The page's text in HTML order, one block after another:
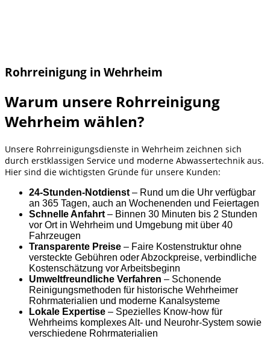
Rohrreinigung in Wehrheim
Warum unsere Rohrreinigung
Wehrheim wählen?
Unsere Rohrreinigungsdienste in Wehrheim zeichnen sich
durch erstklassigen Service und moderne Abwassertechnik aus.
Hier sind die wichtigsten Gründe für unsere Kunden:
24-Stunden-Notdienst – Rund um die Uhr verfügbar
an 365 Tagen, auch an Wochenenden und Feiertagen
Schnelle Anfahrt – Binnen 30 Minuten bis 2 Stunden
vor Ort in Wehrheim und Umgebung mit über 40
Fahrzeugen
Transparente Preise – Faire Kostenstruktur ohne
versteckte Gebühren oder Abzockpreise, verbindliche
Kostenschätzung vor Arbeitsbeginn
Umweltfreundliche Verfahren – Schonende
Reinigungsmethoden für historische Wehrheimer
Rohrmaterialien und moderne Kanalsysteme
Lokale Expertise – Spezielles Know-how für
Wehrheims komplexes Alt- und Neurohr-System sowie
verschiedene Rohrmaterialien